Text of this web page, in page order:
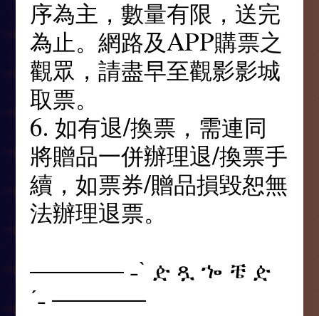
序為主，數量有限，送完
為止。網路及APP購票之
觀眾，請盡早至觀影影城
取票。
6. 如有退/換票，需連同
將贈品一併辦理退/換票手
續，如票券/贈品損毀恕無
法辦理退票。
———— ˗ˋ ዽ ጿ ኈ ቼ ዽ
ˊ˗ ————